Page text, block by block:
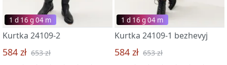
1 d 16 g 03 m
Kurtka 24109-2
584 zł 653 zł
1 d 16 g 03 m
Kurtka 24109-1 bezhevyj
584 zł 653 zł